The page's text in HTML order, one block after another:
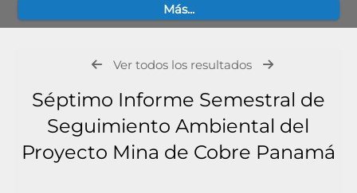
Ver todos los resultados
Séptimo Informe Semestral de
Seguimiento Ambiental del
Proyecto Mina de Cobre Panamá